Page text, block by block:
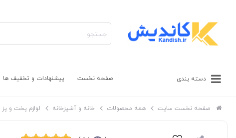
دسته بندی صفحه نخست پیشنهادات و تخفیف ها
صفحه نخست سایت همه محصولات خانه و آشپزخانه لوازم پخت و پز